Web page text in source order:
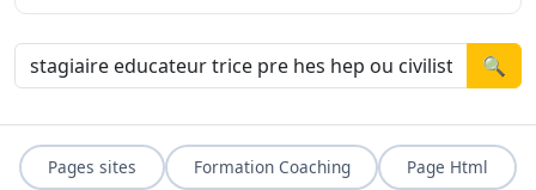
🔍
Pages sites Formation Coaching Page Html